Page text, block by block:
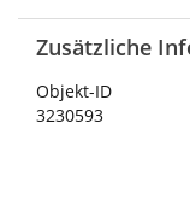
Zusätzliche
Objekt-ID
3230593